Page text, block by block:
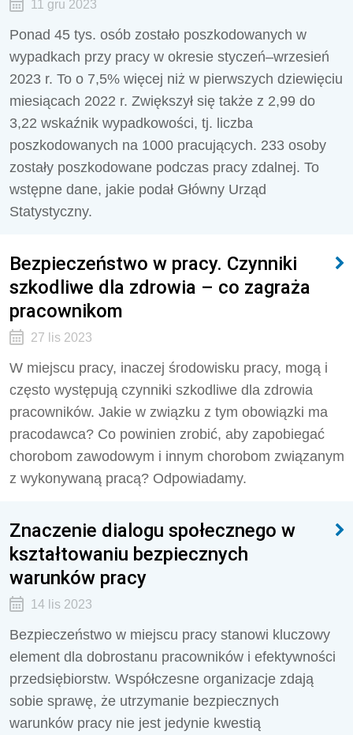
11 gru 2023
Ponad 45 tys. osób zostało poszkodowanych w
wypadkach przy pracy w okresie styczeń–wrzesień
2023 r. To o 7,5% więcej niż w pierwszych dziewięciu
miesiącach 2022 r. Zwiększył się także z 2,99 do
3,22 wskaźnik wypadkowości, tj. liczba
poszkodowanych na 1000 pracujących. 233 osoby
zostały poszkodowane podczas pracy zdalnej. To
wstępne dane, jakie podał Główny Urząd
Statystyczny.
Bezpieczeństwo w pracy. Czynniki
szkodliwe dla zdrowia – co zagraża
pracownikom
27 lis 2023
W miejscu pracy, inaczej środowisku pracy, mogą i
często występują czynniki szkodliwe dla zdrowia
pracowników. Jakie w związku z tym obowiązki ma
pracodawca? Co powinien zrobić, aby zapobiegać
chorobom zawodowym i innym chorobom związanym
z wykonywaną pracą? Odpowiadamy.
Znaczenie dialogu społecznego w
kształtowaniu bezpiecznych
warunków pracy
14 lis 2023
Bezpieczeństwo w miejscu pracy stanowi kluczowy
element dla dobrostanu pracowników i efektywności
przedsiębiorstw. Współczesne organizacje zdają
sobie sprawę, że utrzymanie bezpiecznych
warunków pracy nie jest jedynie kwestią